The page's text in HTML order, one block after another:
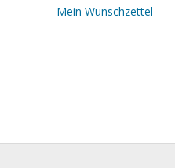
Mein Wunschzettel